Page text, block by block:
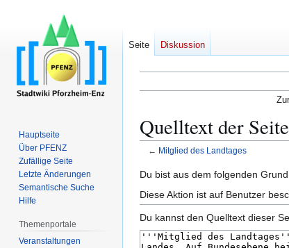
Quelltext der
← Mitglied des Landtages
Zur
Navigation
springen
Zur
Suche
springen
Du bist aus dem folgenden
Diese Aktion ist auf Benutzer
Du kannst den Quelltext dieser
Seite Diskussion
Hauptseite
Über PFENZ
Zufällige Seite
Letzte Änderungen
Semantische Suche
Hilfe
Themenportale
Veranstaltungen